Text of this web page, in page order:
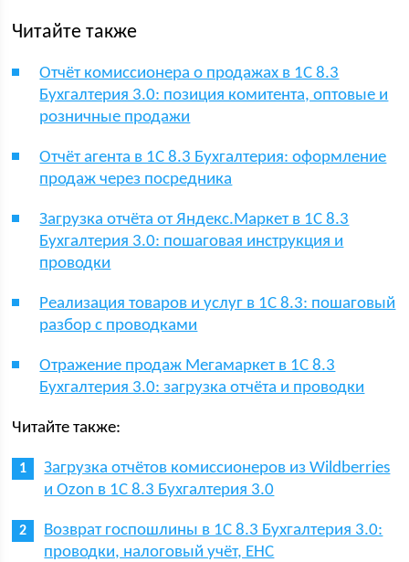
Читайте также
Отчёт комиссионера о продажах в 1С 8.3
Бухгалтерия 3.0: позиция комитента, оптовые и
розничные продажи
Отчёт агента в 1С 8.3 Бухгалтерия: оформление
продаж через посредника
Загрузка отчёта от Яндекс.Маркет в 1С 8.3
Бухгалтерия 3.0: пошаговая инструкция и
проводки
Реализация товаров и услуг в 1С 8.3: пошаговый
разбор с проводками
Отражение продаж Мегамаркет в 1С 8.3
Бухгалтерия 3.0: загрузка отчёта и проводки
Читайте также:
Загрузка отчётов комиссионеров из Wildberries
и Ozon в 1С 8.3 Бухгалтерия 3.0
Возврат госпошлины в 1С 8.3 Бухгалтерия 3.0:
проводки, налоговый учёт, ЕНС